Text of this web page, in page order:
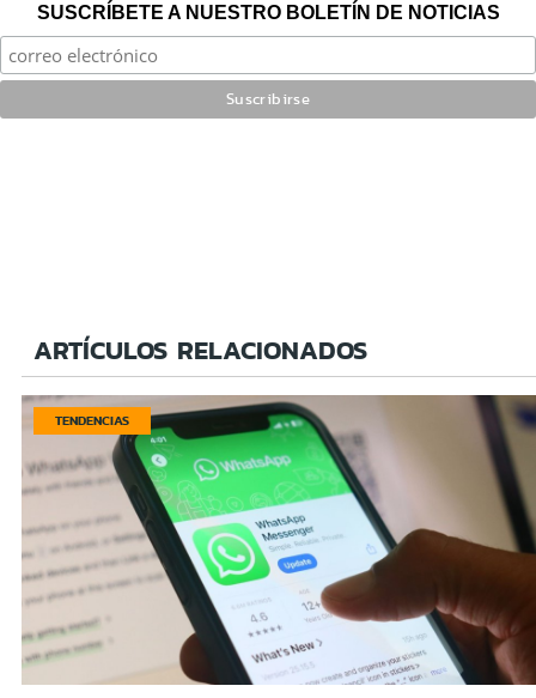
SUSCRÍBETE A NUESTRO BOLETÍN DE NOTICIAS
ARTÍCULOS RELACIONADOS
TENDENCIAS